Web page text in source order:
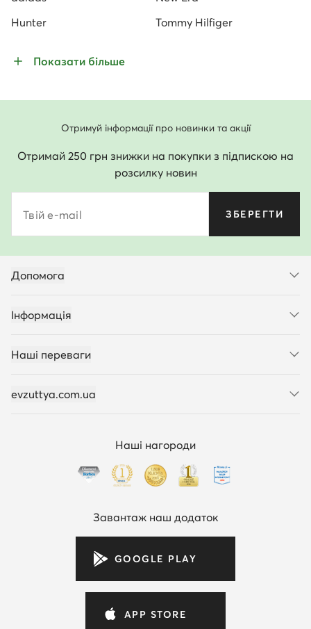
Hunter
Tommy Hilfiger
Показати більше
Отримуй інформації про новинки та акції
Отримай 250 грн знижки на покупки з підпискою на
розсилку новин
Твій e-mail ЗБЕРЕГТИ
Допомога
Інформація
Наші переваги
evzuttya.com.ua
Наші нагороди
Завантаж наш додаток
GOOGLE PLAY
APP STORE